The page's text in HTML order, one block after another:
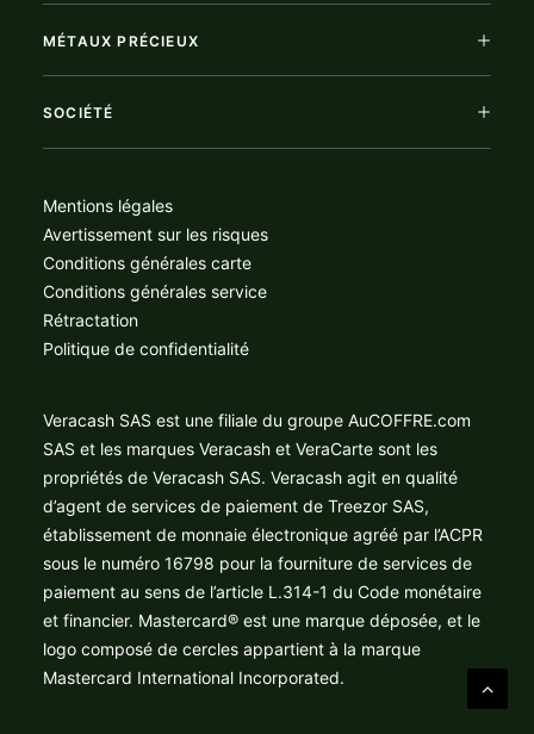
MÉTAUX PRÉCIEUX
SOCIÉTÉ
Mentions légales
Avertissement sur les risques
Conditions générales carte
Conditions générales service
Rétractation
Politique de confidentialité
Veracash SAS est une filiale du groupe AuCOFFRE.com
SAS et les marques Veracash et VeraCarte sont les
propriétés de Veracash SAS. Veracash agit en qualité
d’agent de services de paiement de Treezor SAS,
établissement de monnaie électronique agréé par l’ACPR
sous le numéro 16798 pour la fourniture de services de
paiement au sens de l’article L.314-1 du Code monétaire
et financier. Mastercard® est une marque déposée, et le
logo composé de cercles appartient à la marque
Mastercard International Incorporated.